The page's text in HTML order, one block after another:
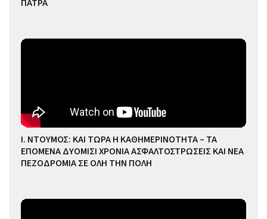
ΠΑΤΡΑ
Ι. ΝΤΟΥΜΟΣ: ΚΑΙ ΤΩΡΑ Η ΚΑΘΗΜΕΡΙΝΟΤΗΤΑ – ΤΑ
ΕΠΟΜΕΝΑ ΔΥΟΜΙΣΙ ΧΡΟΝΙΑ ΑΣΦΑΛΤΟΣΤΡΩΣΕΙΣ ΚΑΙ ΝΕΑ
ΠΕΖΟΔΡΟΜΙΑ ΣΕ ΟΛΗ ΤΗΝ ΠΟΛΗ